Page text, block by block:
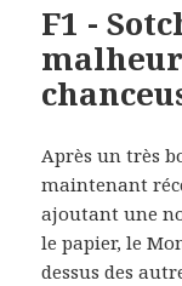
F1 -
Après un très
maintenant
ajoutant une
le papier, le
dessus des